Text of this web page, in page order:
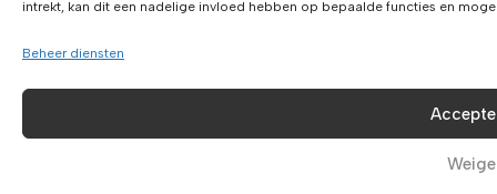
intrekt, kan dit een nadelige invloed hebben op bepaalde functies en
Beheer diensten